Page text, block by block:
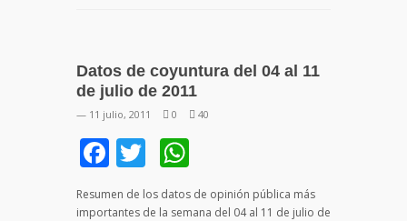
Datos de coyuntura del 04 al 11
de julio de 2011
— 11 julio, 2011 0 40
Facebook
Twitter
Resumen de los datos de opinión pública más
importantes de la semana del 04 al 11 de julio de